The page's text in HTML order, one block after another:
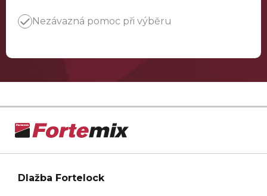
Nezávazná pomoc při výběru
Dlažba Fortelock